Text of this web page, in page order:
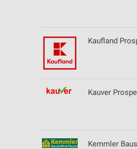
Kaufland
Kauver
Kemmler